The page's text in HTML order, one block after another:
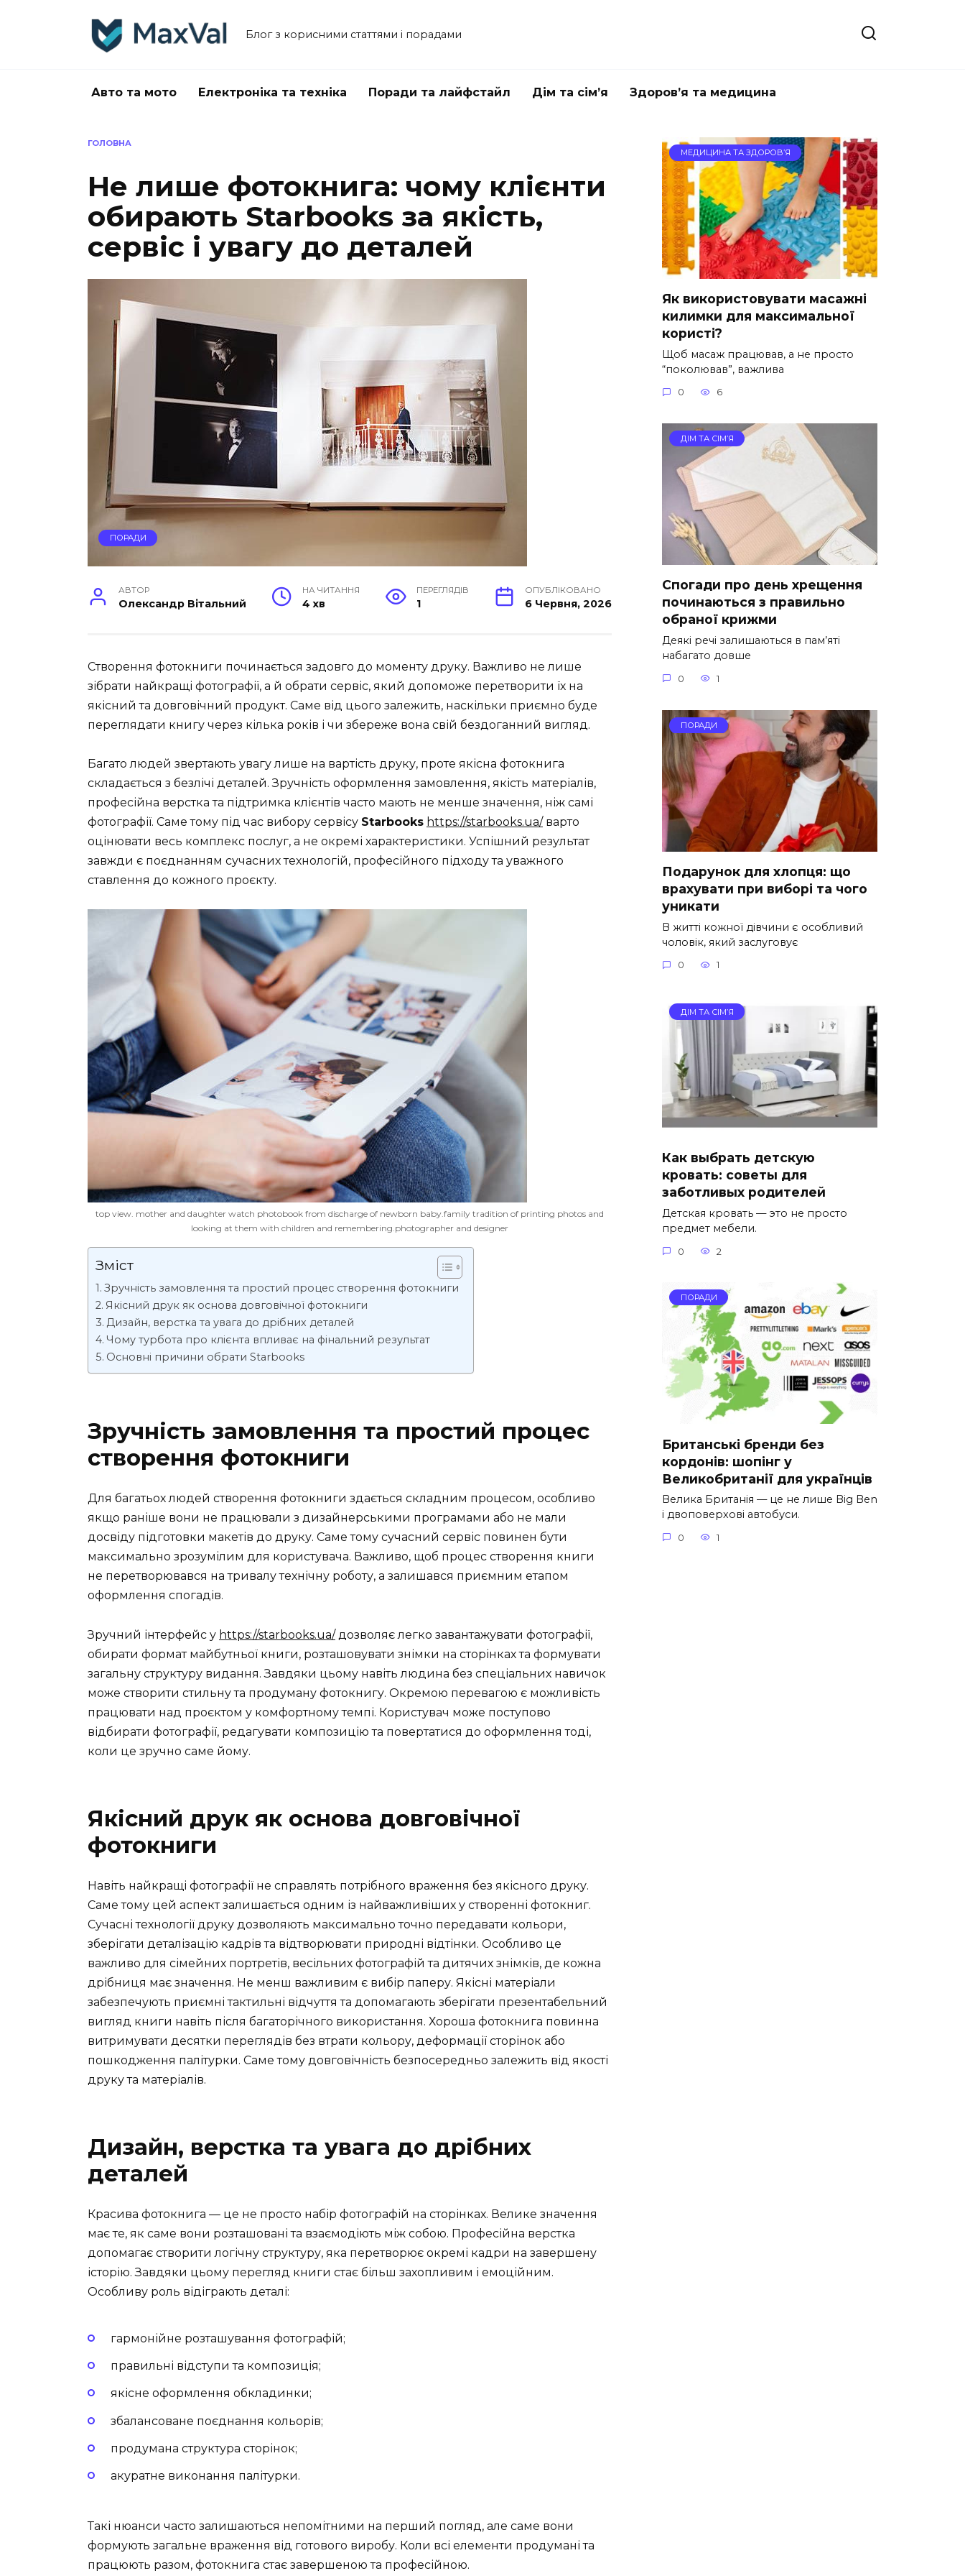
Блог з корисними статтями і порадами
Авто та мото Електроніка та техніка Поради та лайфстайл Дім та сім’я Здоров’я та медицина
ГОЛОВНА
Не лише фотокнига: чому клієнти
обирають Starbooks за якість,
сервіс і увагу до деталей
ПОРАДИ
АВТОР
Олександр Вітальний
НА ЧИТАННЯ
4 хв
ПЕРЕГЛЯДІВ
1
ОПУБЛІКОВАНО
6 Червня, 2026
Створення фотокниги починається задовго до моменту друку. Важливо не лише
зібрати найкращі фотографії, а й обрати сервіс, який допоможе перетворити їх на
якісний та довговічний продукт. Саме від цього залежить, наскільки приємно буде
переглядати книгу через кілька років і чи збереже вона свій бездоганний вигляд.
Багато людей звертають увагу лише на вартість друку, проте якісна фотокнига
складається з безлічі деталей. Зручність оформлення замовлення, якість матеріалів,
професійна верстка та підтримка клієнтів часто мають не менше значення, ніж самі
фотографії. Саме тому під час вибору сервісу Starbooks https://starbooks.ua/варто
оцінювати весь комплекс послуг, а не окремі характеристики. Успішний результат
завжди є поєднанням сучасних технологій, професійного підходу та уважного
ставлення до кожного проєкту.
top view. mother and daughter watch photobook from discharge of newborn baby.family tradition of printing photos and
looking at them with children and remembering.photographer and designer
Зміст
Зручність замовлення та простий процес створення фотокниги
Якісний друк як основа довговічної фотокниги
Дизайн, верстка та увага до дрібних деталей
Чому турбота про клієнта впливає на фінальний результат
Основні причини обрати Starbooks
Зручність замовлення та простий процес
створення фотокниги
Для багатьох людей створення фотокниги здається складним процесом, особливо
якщо раніше вони не працювали з дизайнерськими програмами або не мали
досвіду підготовки макетів до друку. Саме тому сучасний сервіс повинен бути
максимально зрозумілим для користувача. Важливо, щоб процес створення книги
не перетворювався на тривалу технічну роботу, а залишався приємним етапом
оформлення спогадів.
Зручний інтерфейс у https://starbooks.ua/дозволяє легко завантажувати фотографії,
обирати формат майбутньої книги, розташовувати знімки на сторінках та формувати
загальну структуру видання. Завдяки цьому навіть людина без спеціальних навичок
може створити стильну та продуману фотокнигу. Окремою перевагою є можливість
працювати над проєктом у комфортному темпі. Користувач може поступово
відбирати фотографії, редагувати композицію та повертатися до оформлення тоді,
коли це зручно саме йому.
Якісний друк як основа довговічної
фотокниги
Навіть найкращі фотографії не справлять потрібного враження без якісного друку.
Саме тому цей аспект залишається одним із найважливіших у створенні фотокниг.
Сучасні технології друку дозволяють максимально точно передавати кольори,
зберігати деталізацію кадрів та відтворювати природні відтінки. Особливо це
важливо для сімейних портретів, весільних фотографій та дитячих знімків, де кожна
дрібниця має значення. Не менш важливим є вибір паперу. Якісні матеріали
забезпечують приємні тактильні відчуття та допомагають зберігати презентабельний
вигляд книги навіть після багаторічного використання. Хороша фотокнига повинна
витримувати десятки переглядів без втрати кольору, деформації сторінок або
пошкодження палітурки. Саме тому довговічність безпосередньо залежить від якості
друку та матеріалів.
Дизайн, верстка та увага до дрібних
деталей
Красива фотокнига — це не просто набір фотографій на сторінках. Велике значення
має те, як саме вони розташовані та взаємодіють між собою. Професійна верстка
допомагає створити логічну структуру, яка перетворює окремі кадри на завершену
історію. Завдяки цьому перегляд книги стає більш захопливим і емоційним.
Особливу роль відіграють деталі:
гармонійне розташування фотографій;
правильні відступи та композиція;
якісне оформлення обкладинки;
збалансоване поєднання кольорів;
продумана структура сторінок;
акуратне виконання палітурки.
Такі нюанси часто залишаються непомітними на перший погляд, але саме вони
формують загальне враження від готового виробу. Коли всі елементи продумані та
працюють разом, фотокнига стає завершеною та професійною.
МЕДИЦИНА ТА ЗДОРОВ’Я
Як використовувати масажні
килимки для максимальної
користі?
Щоб масаж працював, а не просто
“поколював”, важлива
0 6
ДІМ ТА СІМ’Я
Спогади про день хрещення
починаються з правильно
обраної крижми
Деякі речі залишаються в пам’яті
набагато довше
0 1
ПОРАДИ
Подарунок для хлопця: що
врахувати при виборі та чого
уникати
В житті кожної дівчини є особливий
чоловік, який заслуговує
0 1
ДІМ ТА СІМ’Я
Как выбрать детскую
кровать: советы для
заботливых родителей
Детская кровать — это не просто
предмет мебели.
0 2
ПОРАДИ
Британські бренди без
кордонів: шопінг у
Великобританії для українців
Велика Британія — це не лише Big Ben
і двоповерхові автобуси.
0 1